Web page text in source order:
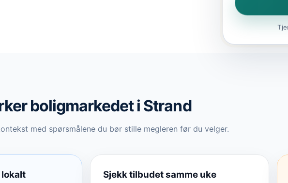
boligmarkedeti Strand
med spørsmålene du bør stille megleren før du velger.
lokalt Sjekk tilbudet samme uke